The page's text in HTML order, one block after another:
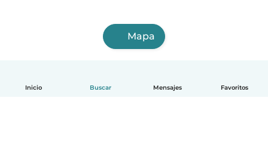
Inicio Buscar Mensajes Favoritos
Mapa